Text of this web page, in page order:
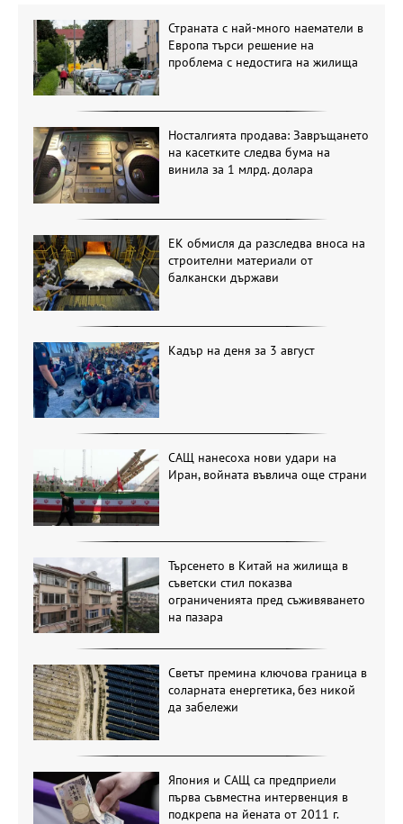
Страната с най-много наематели в
Европа търси решение на
проблема с недостига на жилища
Носталгията продава: Завръщането
на касетките следва бума на
винила за 1 млрд. долара
ЕК обмисля да разследва вноса на
строителни материали от
балкански държави
Кадър на деня за 3 август
САЩ нанесоха нови удари на
Иран, войната въвлича още страни
Търсенето в Китай на жилища в
съветски стил показва
ограниченията пред съживяването
на пазара
Светът премина ключова граница в
соларната енергетика, без никой
да забележи
Япония и САЩ са предприели
първа съвместна интервенция в
подкрепа на йената от 2011 г.